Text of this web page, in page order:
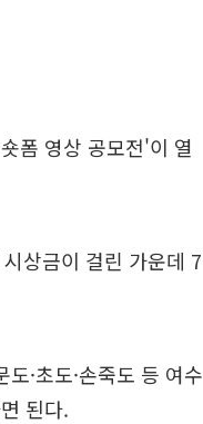
폼 영상 공모전'이 열
상금이 걸린 가운데 7
도·초도·손죽도 등 여수
된다.